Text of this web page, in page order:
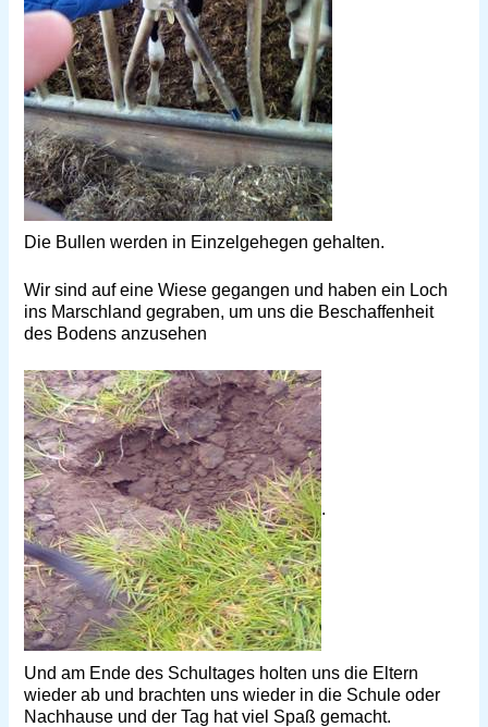
Die Bullen werden in Einzelgehegen gehalten.
Wir sind auf eine Wiese gegangen und haben ein Loch
ins Marschland gegraben, um uns die Beschaffenheit
des Bodens anzusehen
.
Und am Ende des Schultages holten uns die Eltern
wieder ab und brachten uns wieder in die Schule oder
Nachhause und der Tag hat viel Spaß gemacht.